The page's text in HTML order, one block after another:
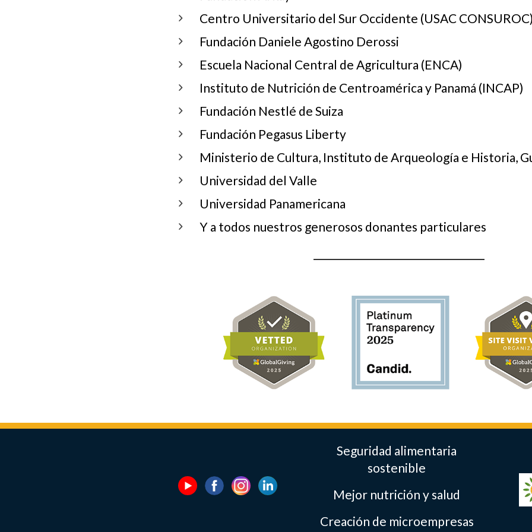
Centro Universitario del Sur Occidente (USAC CONSUROC)
Fundación Daniele Agostino Derossi
Escuela Nacional Central de Agricultura (ENCA)
Instituto de Nutrición de Centroamérica y Panamá (INCAP)
Fundación Nestlé de Suiza
Fundación Pegasus Liberty
Ministerio de Cultura, Instituto de Arqueología e Historia,
Universidad del Valle
Universidad Panamericana
Y a todos nuestros generosos donantes particulares
Seguridad alimentaria
sostenible
Mejor nutrición y salud
Creación de microempresas